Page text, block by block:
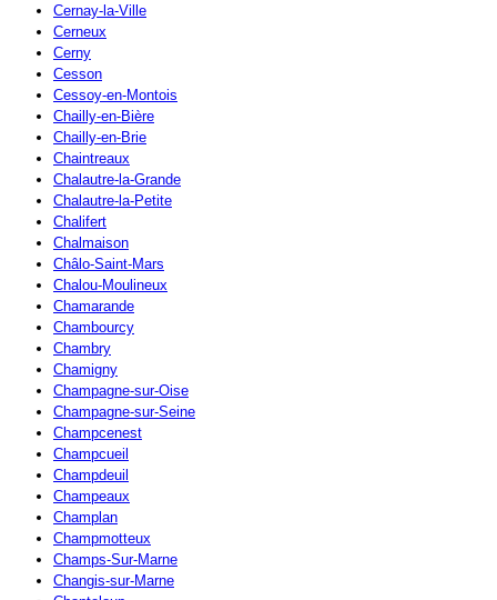
Cernay-la-Ville
Cerneux
Cerny
Cesson
Cessoy-en-Montois
Chailly-en-Bière
Chailly-en-Brie
Chaintreaux
Chalautre-la-Grande
Chalautre-la-Petite
Chalifert
Chalmaison
Châlo-Saint-Mars
Chalou-Moulineux
Chamarande
Chambourcy
Chambry
Chamigny
Champagne-sur-Oise
Champagne-sur-Seine
Champcenest
Champcueil
Champdeuil
Champeaux
Champlan
Champmotteux
Champs-Sur-Marne
Changis-sur-Marne